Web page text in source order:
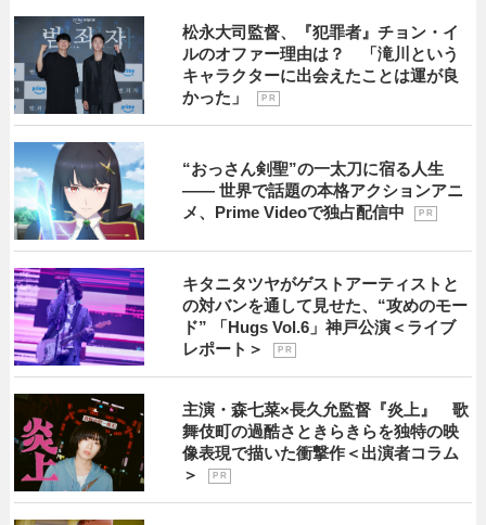
松永大司監督、『犯罪者』チョン・イ
ルのオファー理由は？ 「滝川という
キャラクターに出会えたことは運が良
かった」
P R
“おっさん剣聖”の一太刀に宿る人生
―― 世界で話題の本格アクションアニ
メ、Prime Videoで独占配信中
P R
キタニタツヤがゲストアーティストと
の対バンを通して見せた、“攻めのモー
ド” 「Hugs Vol.6」神戸公演＜ライブ
レポート＞
P R
主演・森七菜×長久允監督『炎上』 歌
舞伎町の過酷さときらきらを独特の映
像表現で描いた衝撃作＜出演者コラム
＞
P R